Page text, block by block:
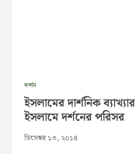
দর্শন
ইসলামের দার্শনিক
ইসলামে দর্শনের পরিসর
ডিসেম্বর ১৩, ২০১৪